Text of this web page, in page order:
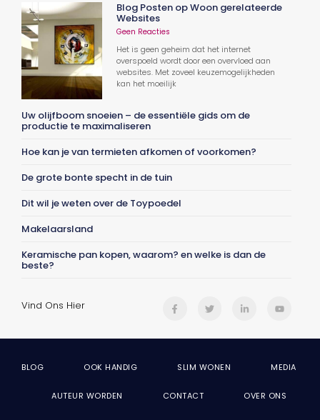
Blog Posten op Woon gerelateerde
Websites
Geen Reacties
Het is geen geheim dat het internet
overspoeld wordt door een overvloed aan
websites. Met zoveel keuzemogelijkheden
kan het moeilijk
Uw olijfboom snoeien – de essentiële gids om de
productie te maximaliseren
Hoe kan je van termieten afkomen of voorkomen?
De grote bonte specht in de tuin
Dit wil je weten over de Toypoedel
Makelaarsland
Keramische pan kopen, waarom? en welke is dan de
beste?
Vind Ons Hier
BLOG OOK HANDIG SLIM WONEN MEDIA
AUTEUR WORDEN CONTACT OVER ONS